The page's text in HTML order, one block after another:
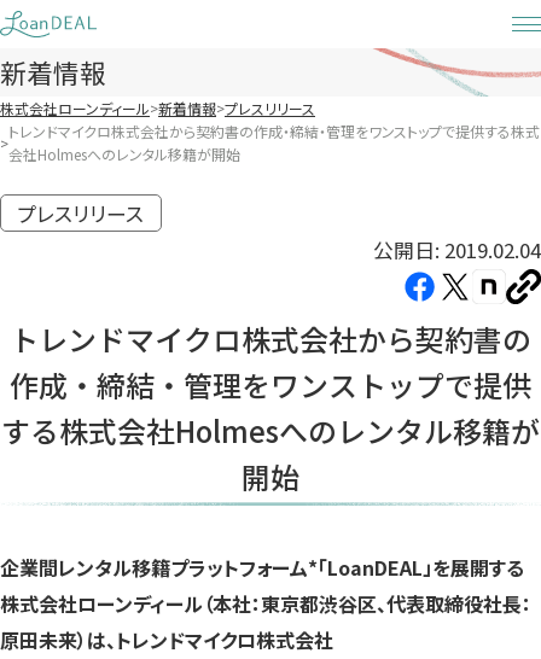
Skip
to
content
新着情報
株式会社ローンディール 新着情報 プレスリリース
トレンドマイクロ株式会社から契約書の作成・締結・管理をワンストップで提供する株式
会社Holmesへのレンタル移籍が開始
プレスリリース
公開日: 2019.02.04
Facebook（新
い
タ
で
き
す）
X（新
い
タ
で
き
す）
note（新
い
タ
ブ
で
き
す）
コ
ピ
ー
トレンドマイクロ株式会社から契約書の
作成・締結・管理をワンストップで提供
する株式会社Holmesへのレンタル移籍が
開始
企業間レンタル移籍プラットフォーム*「LoanDEAL」を展開する
株式会社ローンディール（本社：東京都渋谷区、代表取締役社長：
原田未来）は、トレンドマイクロ株式会社